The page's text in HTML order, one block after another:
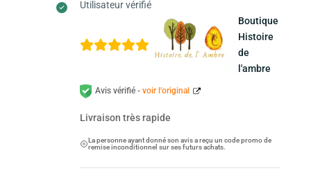
Utilisateur vérifié
Boutique
Histoire
de
l'ambre
Avis vérifié - voir l’original
Livraison très rapide
La personne ayant donné son avis a reçu un code promo de
remise inconditionnel sur ses futurs achats.